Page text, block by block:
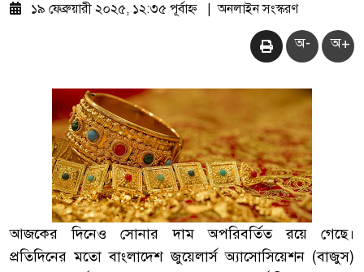
১৯ ফেব্রুয়ারী ২০২৫, ১২:৩৫ পূর্বাহ্ন
অনলাইন সংস্করণ
অ- অ+
আজকের দিনেও সোনার দাম অপরিবর্তিত রয়ে গেছে।
প্রতিদিনের মতো বাংলাদেশ জুয়েলার্স অ্যাসোসিয়েশন (বাজুস)